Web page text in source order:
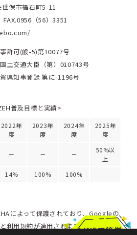
LINEで簡単
保市福石町5-11
（56）3351
許可(般-5)第10077号
土交通大臣（第）010743号
県知事登録 第に-1196号
普及目標と実績>
2022年
度
2023年
度
2024年
度
2025年
度
－ － －
50%以
上
14% 100% 100%
によって保護されており、Googleの
と利用規約が適用されます。